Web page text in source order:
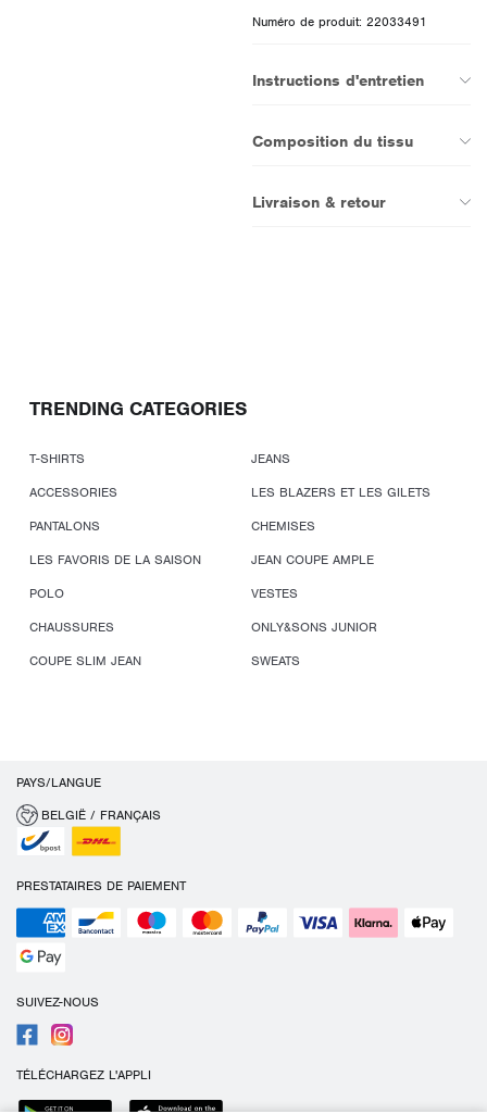
Numéro de produit: 22033491
Instructions d'entretien
Composition du tissu
Livraison & retour
TRENDING CATEGORIES
T-SHIRTS
JEANS
ACCESSORIES
LES BLAZERS ET LES GILETS
PANTALONS
CHEMISES
LES FAVORIS DE LA SAISON
JEAN COUPE AMPLE
POLO
VESTES
CHAUSSURES
ONLY&SONS JUNIOR
COUPE SLIM JEAN
SWEATS
PAYS/LANGUE
BELGIË / FRANÇAIS
PRESTATAIRES DE PAIEMENT
SUIVEZ-NOUS
TÉLÉCHARGEZ L'APPLI